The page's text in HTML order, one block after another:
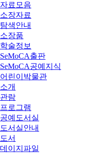
자료모음
소장자료
탐색안내
소장품
학술정보
SeMoCA출판
SeMoCA공예지식
어린이박물관
소개
관람
프로그램
공예도서실
도서실안내
도서
데이지파일